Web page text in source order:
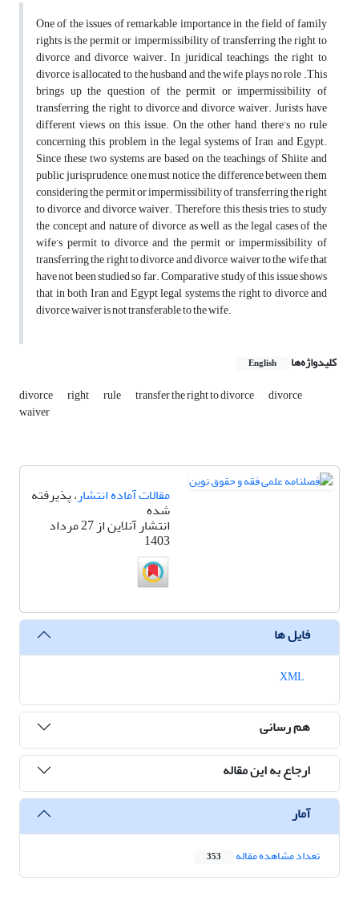
One of the issues of remarkable importance in the field of family
rights is the permit or impermissibility of transferring the right to
divorce and divorce waiver. In juridical teachings, the right to
divorce is allocated to the husband and the wife plays no role .This
brings up the question of the permit or impermissibility of
transferring the right to divorce and divorce waiver. Jurists have
different views on this issue. On the other hand, there’s no rule
concerning this problem in the legal systems of Iran and Egypt.
Since these two systems are based on the teachings of Shiite and
public jurisprudence, one must notice the difference between them
considering the permit or impermissibility of transferring the right
to divorce and divorce waiver. Therefore, this thesis tries to study
the concept and nature of divorce as well as the legal cases of the
wife’s permit to divorce and the permit or impermissibility of
transferring the right to divorce and divorce waiver to the wife that
have not been studied so far. Comparative study of this issue shows
that in both Iran and Egypt legal systems the right to divorce and
divorce waiver is not transferable to the wife.
کلیدواژه‌ها English
divorce right rule transfer the right to divorce divorce
waiver
مقالات آماده انتشار، پذیرفته
شده
انتشار آنلاین از 27 مرداد
1403
فایل ها
هم رسانی
ارجاع به این مقاله
آمار
تعداد مشاهده مقاله 353